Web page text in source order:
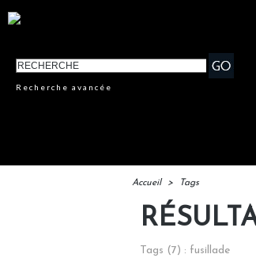
Recherche avancée
Accueil > Tags
Tags (7) : fusillade